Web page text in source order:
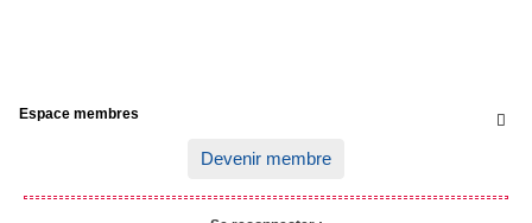

Espace membres
Devenir membre